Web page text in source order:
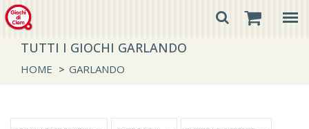
TUTTI I GIOCHI GARLANDO
HOME > GARLANDO